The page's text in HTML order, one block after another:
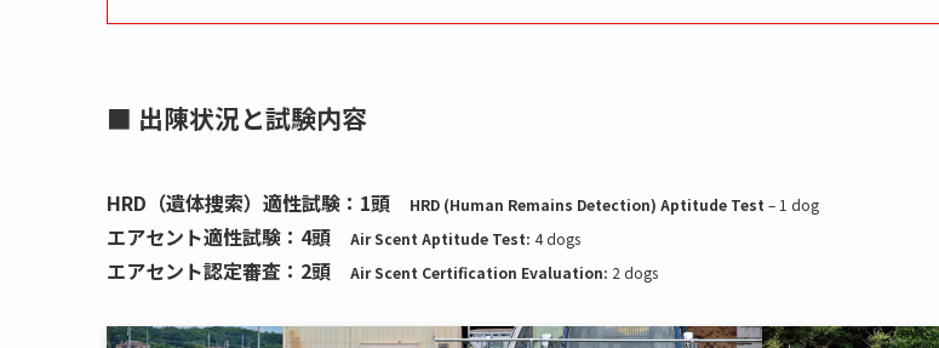
■ 出陳状況と試験内容
HRD（遺体捜索）適性試験：1頭 HRD (Human Remains Detection) Aptitude Test – 1 dog
エアセント適性試験：4頭 Air Scent Aptitude Test: 4 dogs
エアセント認定審査：2頭 Air Scent Certification Evaluation: 2 dogs